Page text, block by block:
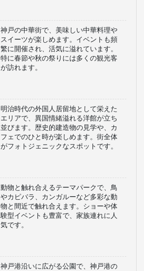
神戸の中華街で、美味しい中華料理や
スイーツが楽しめます。イベントも頻
繁に開催され、活気に溢れています。
特に春節や秋の祭りには多くの観光客
が訪れます。
明治時代の外国人居留地として栄えた
エリアで、異国情緒溢れる洋館が立ち
並びます。歴史的建造物の見学や、カ
フェでのひと時が楽しめます。街全体
がフォトジェニックなスポットです。
動物と触れ合えるテーマパークで、鳥
やカピバラ、カンガルーなど多彩な動
物と間近で触れ合えます。ショーや体
験型イベントも豊富で、家族連れに人
気です。
神戸港沿いに広がる公園で、神戸港の